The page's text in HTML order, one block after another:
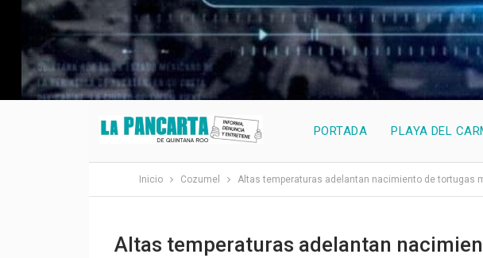
PORTADA PLAYA DEL
Inicio Cozumel Altas temperaturas adelantan nacimiento de tortugas
Altas temperaturas adelantan